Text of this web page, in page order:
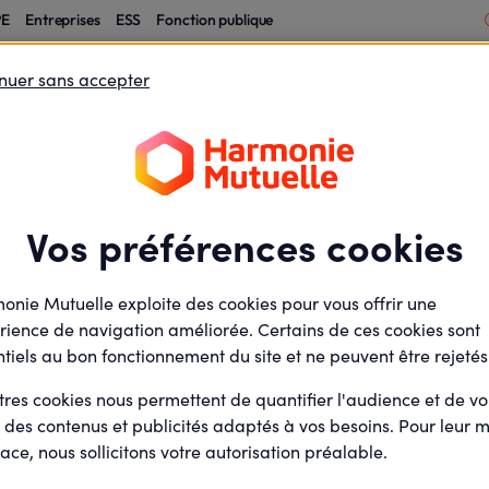
Entreprises ESS Fonction publique
financière
l'entrepreneur
Protéger votre vie perso et
mutuelle
sante
Mutuelle santé
protégeant votre santé
entrepreneur :
tout en
minute(s) de lecture
min de lecture
Mis à jour le16 avril 2021
Vos préférences cookies
Mutuelle exploite des cookies pour vous offrir une
de navigation améliorée. Certains de ces cookies sont
au bon fonctionnement du site et ne peuvent être
cookies nous permettent de quantifier l'audience et de
contenus et publicités adaptés à vos besoins. Pour leur
nous sollicitons votre autorisation préalable.
sans accepter